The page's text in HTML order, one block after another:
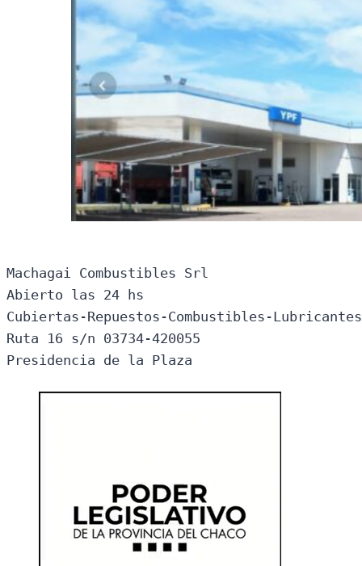
Machagai Combustibles Srl
Abierto las 24 hs
Cubiertas-Repuestos-Combustibles-
Ruta 16 s/n 03734-420055
Presidencia de la Plaza